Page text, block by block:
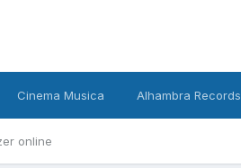
online
Cinema Musica Alhambra Records